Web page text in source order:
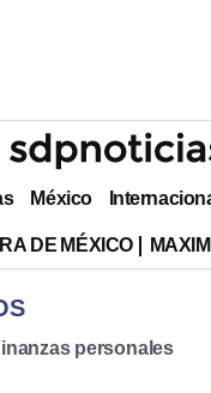
México
DE MÉXICO
personales